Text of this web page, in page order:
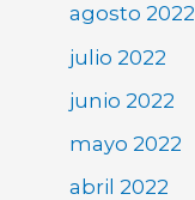
agosto 2022
julio 2022
junio 2022
mayo 2022
abril 2022